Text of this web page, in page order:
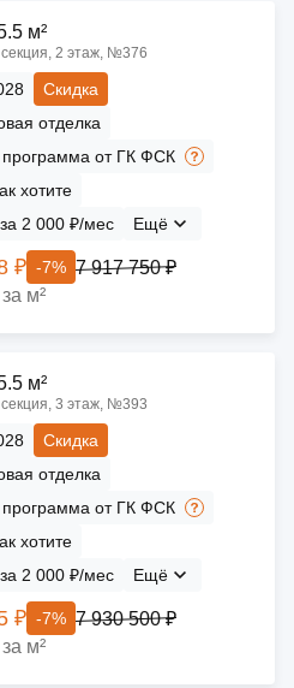
м²
секция, 2 этаж, №376
Скидка
отделка
программа от ГК ФСК
хотите
2 000 ₽/мес
Ещё
₽ -7% 7 917 750 ₽
м²
м²
секция, 3 этаж, №393
Скидка
отделка
программа от ГК ФСК
хотите
2 000 ₽/мес
Ещё
₽ -7% 7 930 500 ₽
м²